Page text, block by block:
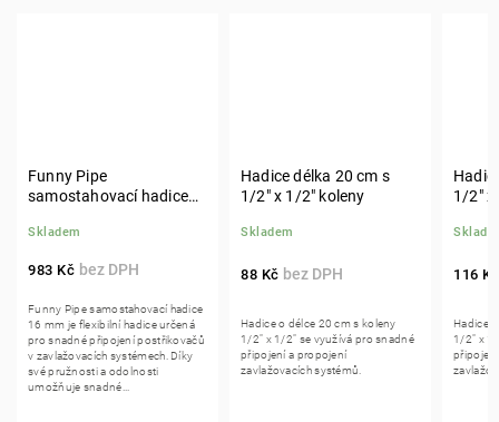
Funny Pipe
samostahovací hadice
Skladem
983 Kč
Funny Pipe samostahovací hadice
16 mm je flexibilní hadice určená
pro snadné připojení postřikovačů
v zavlažovacích systémech. Díky
své pružnosti a odolnosti
umožňuje snadné...
Hadice délka 20 cm s
1/2" x 1/2" koleny
Skladem
88 Kč
Hadice o délce 20 cm s koleny
1/2" x 1/2" se využívá pro snadné
připojení a propojení
zavlažovacích systémů.
1/2" x
116
Hadice
1/2" x